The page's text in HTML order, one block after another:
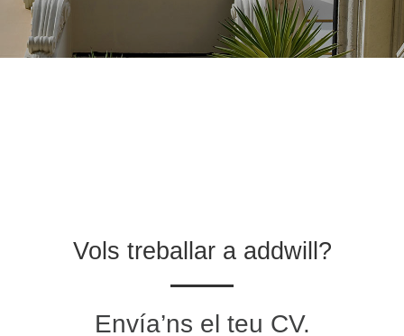
Vols treballar a addwill?
Envía’ns el teu CV.